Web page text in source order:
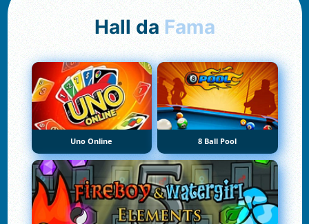
Hall da Fama
Uno Online 8 Ball Pool